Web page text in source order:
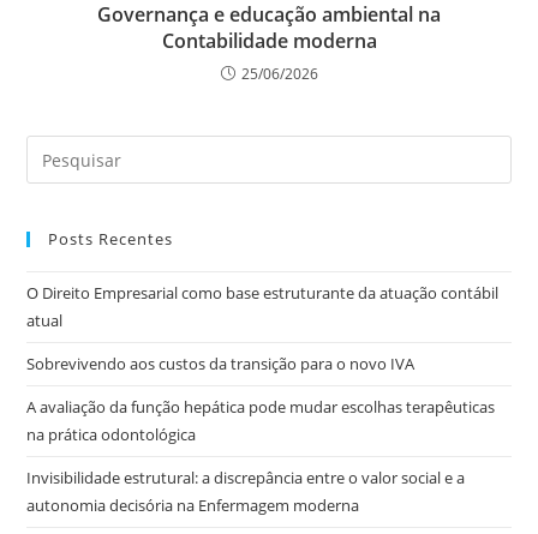
Governança e educação ambiental na
Contabilidade moderna
25/06/2026
Posts Recentes
O Direito Empresarial como base estruturante da atuação contábil
atual
Sobrevivendo aos custos da transição para o novo IVA
A avaliação da função hepática pode mudar escolhas terapêuticas
na prática odontológica
Invisibilidade estrutural: a discrepância entre o valor social e a
autonomia decisória na Enfermagem moderna